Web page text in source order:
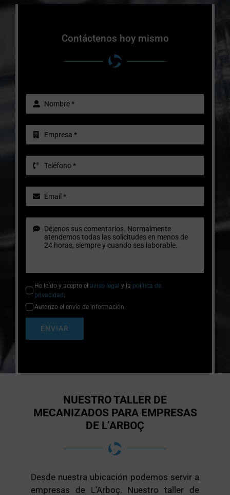
Contáctenos hoy mismo
He leído y acepto el aviso legal y la política de
privacidad .
Autorizo el envío de información.
ENVIAR
NUESTRO TALLER DE
MECANIZADOS PARA EMPRESAS
DE L’ARBOÇ
Desde nuestra ubicación podemos servir a
empresas de L’Arboç. Nuestro taller de